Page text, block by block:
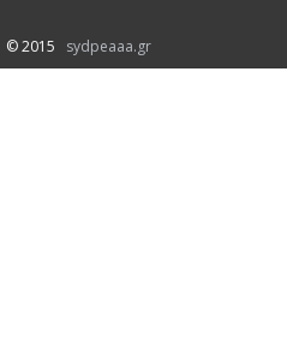
© 2015 sydpeaaa.gr